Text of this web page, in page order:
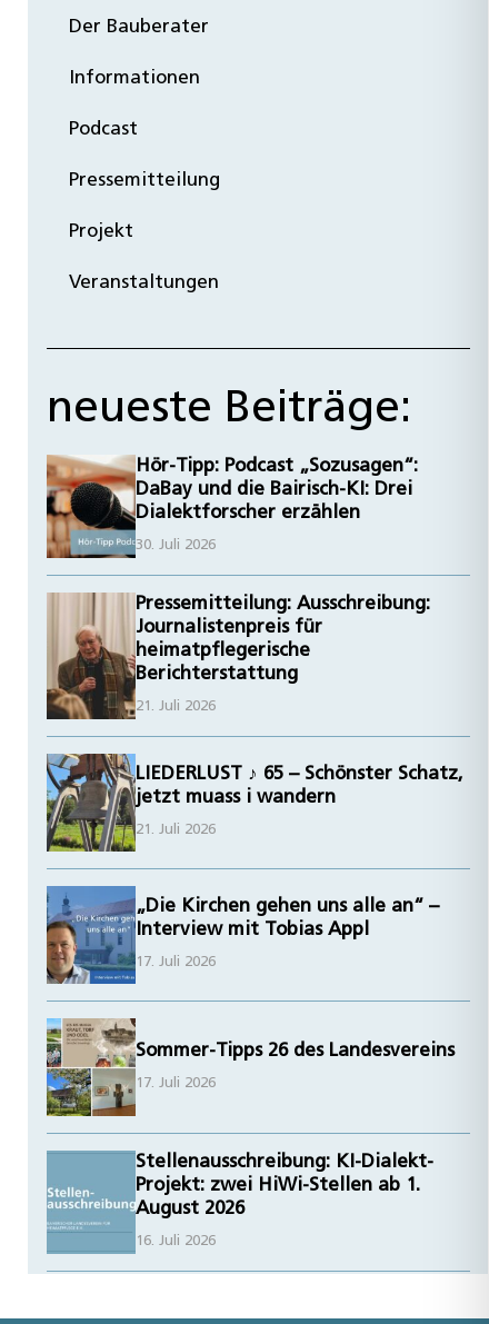
Der Bauberater
Informationen
Podcast
Pressemitteilung
Projekt
Veranstaltungen
neueste Beiträge:
Hör-Tipp: Podcast „Sozusagen“:
DaBay und die Bairisch-KI: Drei
Dialektforscher erzählen
30. Juli 2026
Pressemitteilung: Ausschreibung:
Journalistenpreis für
heimatpflegerische
Berichterstattung
21. Juli 2026
LIEDERLUST ♪ 65 – Schönster Schatz,
jetzt muass i wandern
21. Juli 2026
„Die Kirchen gehen uns alle an“ –
Interview mit Tobias Appl
17. Juli 2026
Sommer-Tipps 26 des Landesvereins
17. Juli 2026
Stellenausschreibung: KI-Dialekt-
Projekt: zwei HiWi-Stellen ab 1.
August 2026
16. Juli 2026